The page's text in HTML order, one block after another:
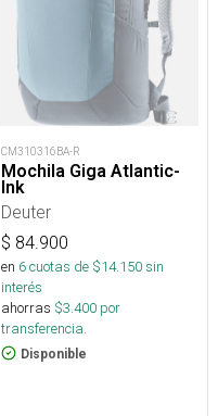
CM310316BA-R
Mochila Giga Atlantic-
Ink
Deuter
$ 84.900
en 6cuotas de $14.150sin
interés
ahorras $3.400 por
transferencia.
Disponible